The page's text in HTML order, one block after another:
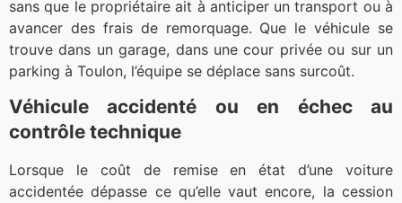
sans que le propriétaire ait à anticiper un transport ou à
avancer des frais de remorquage. Que le véhicule se
trouve dans un garage, dans une cour privée ou sur un
parking à Toulon, l’équipe se déplace sans surcoût.
Véhicule accidenté ou en échec au
contrôle technique
Lorsque le coût de remise en état d’une voiture
accidentée dépasse ce qu’elle vaut encore, la cession